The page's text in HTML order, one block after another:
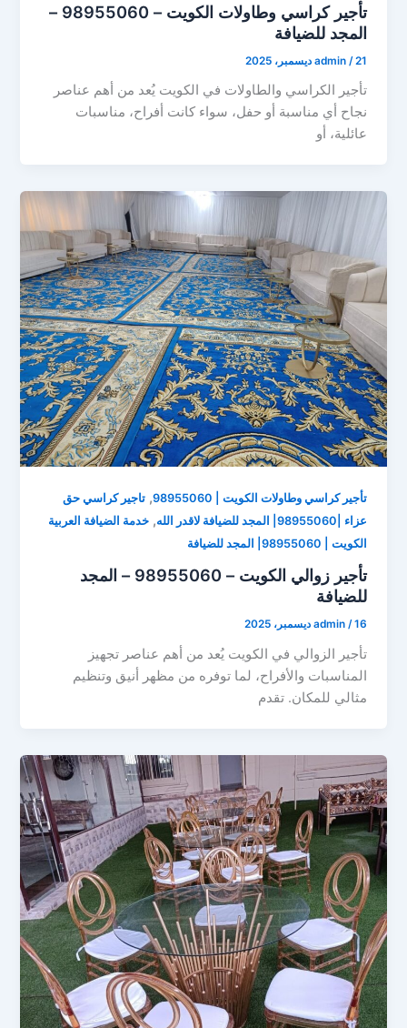
تأجير كراسي وطاولات الكويت – 98955060 –
المجد للضيافة
admin /21 ديسمبر، 2025
تأجير الكراسي والطاولات في الكويت يُعد من أهم عناصر
نجاح أي مناسبة أو حفل، سواء كانت أفراح، مناسبات
عائلية، أو
تأجير كراسي وطاولات الكويت | 98955060 ,تاجير كراسي حق
عزاء |98955060| المجد للضيافة لاقدر الله
,خدمة الضيافة العربية
الكويت | 98955060| المجد للضيافة
تأجير زوالي الكويت – 98955060 – المجد
للضيافة
admin /16 ديسمبر، 2025
تأجير الزوالي في الكويت يُعد من أهم عناصر تجهيز
المناسبات والأفراح، لما توفره من مظهر أنيق وتنظيم
مثالي للمكان. تقدم